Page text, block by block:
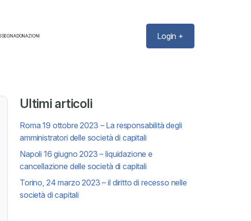
DONAZIONI Login +
Ultimi articoli
Roma 19 ottobre 2023 – La responsabilità degli
amministratori delle società di capitali
Napoli 16 giugno 2023 – liquidazione e
cancellazione delle società di capitali
Torino, 24 marzo 2023 – il diritto di recesso nelle
società di capitali